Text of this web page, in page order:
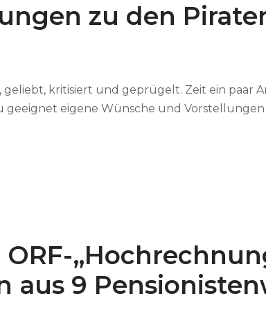
zu den
geliebt, kritisiert und geprügelt. Zeit ein paar
geeignet eigene Wünsche und Vorstellungen
aus 9